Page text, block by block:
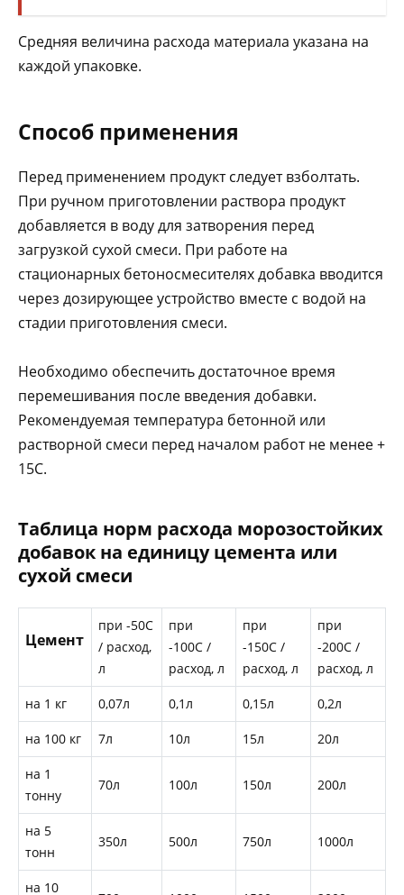
Средняя величина расхода материала указана на
каждой упаковке.
Способ применения
Перед применением продукт следует взболтать.
При ручном приготовлении раствора продукт
добавляется в воду для затворения перед
загрузкой сухой смеси. При работе на
стационарных бетоносмесителях добавка вводится
через дозирующее устройство вместе с водой на
стадии приготовления смеси.
Необходимо обеспечить достаточное время
перемешивания после введения добавки.
Рекомендуемая температура бетонной или
растворной смеси перед началом работ не менее +
15С.
Таблица норм расхода морозостойких
добавок на единицу цемента или
сухой смеси
Цемент
при -50С
/ расход,
л
при
-100С /
расход, л
при
-150С /
расход, л
при
-200С /
расход, л
на 1 кг 0,07л 0,1л 0,15л 0,2л
на 100 кг 7л 10л 15л 20л
на 1
тонну
70л 100л 150л 200л
на 5
тонн
350л 500л 750л 1000л
на 10